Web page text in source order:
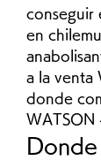
conseguir
en
a la venta
donde
WATSON